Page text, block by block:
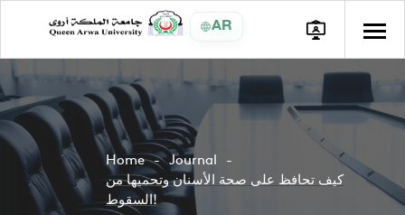
AR
Home
Journal
كيف تحافظ على صحة الأسنان وتحميها من
السقوط!